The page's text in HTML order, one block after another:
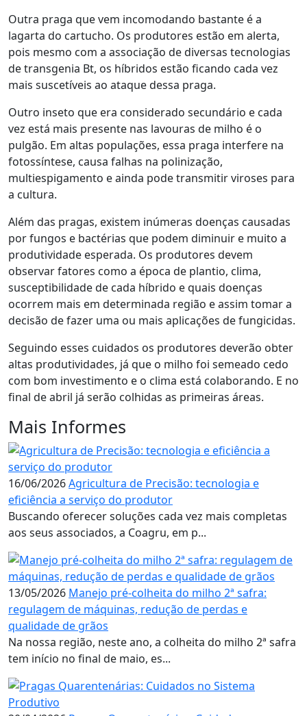
Outra praga que vem incomodando bastante é a
lagarta do cartucho. Os produtores estão em alerta,
pois mesmo com a associação de diversas tecnologias
de transgenia Bt, os híbridos estão ficando cada vez
mais suscetíveis ao ataque dessa praga.
Outro inseto que era considerado secundário e cada
vez está mais presente nas lavouras de milho é o
pulgão. Em altas populações, essa praga interfere na
fotossíntese, causa falhas na polinização,
multiespigamento e ainda pode transmitir viroses para
a cultura.
Além das pragas, existem inúmeras doenças causadas
por fungos e bactérias que podem diminuir e muito a
produtividade esperada. Os produtores devem
observar fatores como a época de plantio, clima,
susceptibilidade de cada híbrido e quais doenças
ocorrem mais em determinada região e assim tomar a
decisão de fazer uma ou mais aplicações de fungicidas.
Seguindo esses cuidados os produtores deverão obter
altas produtividades, já que o milho foi semeado cedo
com bom investimento e o clima está colaborando. E no
final de abril já serão colhidas as primeiras áreas.
Mais Informes
16/06/2026Agricultura de Precisão: tecnologia e
eficiência a serviço do produtor
Buscando oferecer soluções cada vez mais completas
aos seus associados, a Coagru, em p...
13/05/2026 Manejo pré-colheita do milho 2ª safra:
regulagem de máquinas, redução de perdas e
qualidade de grãos
Na nossa região, neste ano, a colheita do milho 2ª safra
tem início no final de maio, es...